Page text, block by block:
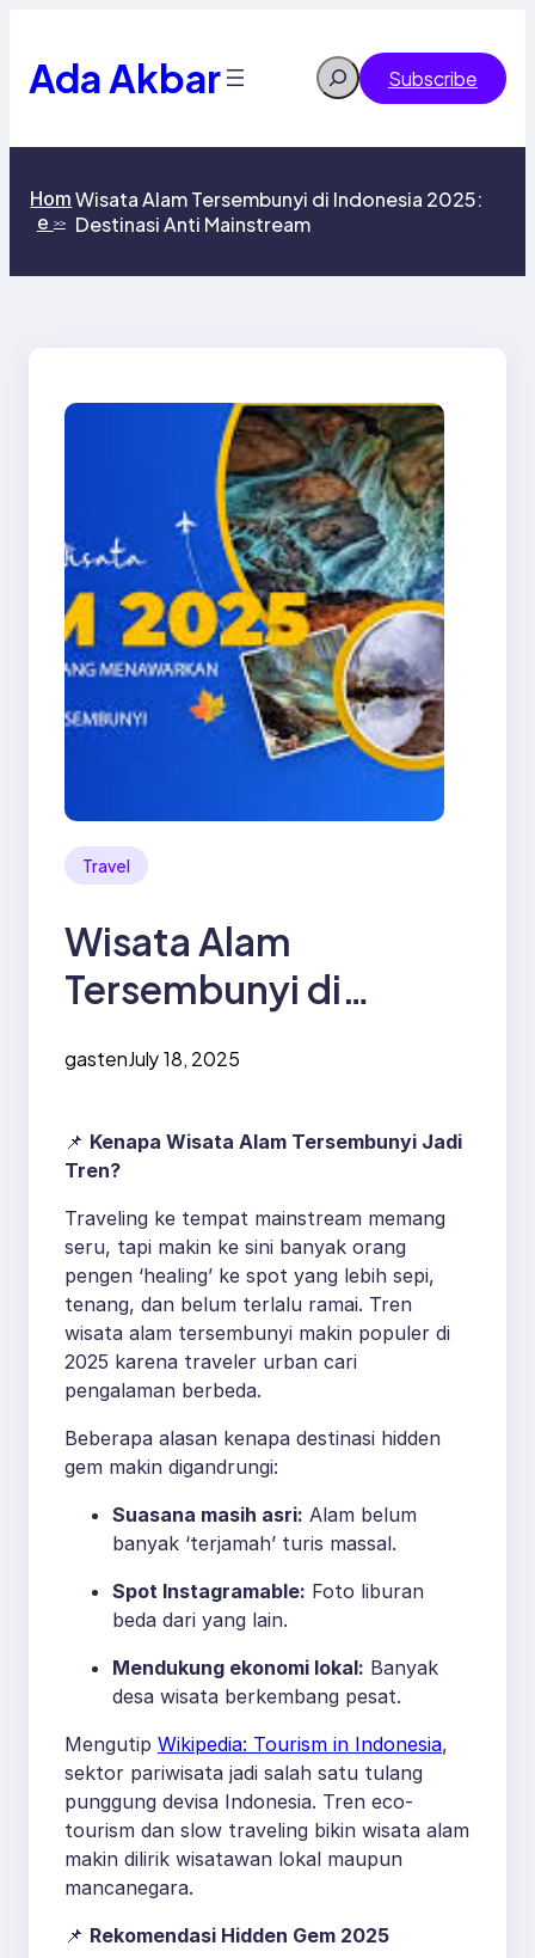
content
Ada Akbar Search Subscribe
Hom
e >>
Wisata Alam Tersembunyi di Indonesia 2025:
Destinasi Anti Mainstream
Travel
Wisata Alam
Tersembunyi di
Destinasi Anti
Mainstream
gastenJuly 18, 2025
📌 Kenapa Wisata Alam Tersembunyi Jadi
Tren?
Traveling ke tempat mainstream memang
seru, tapi makin ke sini banyak orang
pengen ‘healing’ ke spot yang lebih sepi,
tenang, dan belum terlalu ramai. Tren
wisata alam tersembunyi makin populer di
2025 karena traveler urban cari
pengalaman berbeda.
Beberapa alasan kenapa destinasi hidden
gem makin digandrungi:
Suasana masih asri: Alam belum
banyak ‘terjamah’ turis massal.
Spot Instagramable: Foto liburan
beda dari yang lain.
Mendukung ekonomi lokal: Banyak
desa wisata berkembang pesat.
Mengutip Wikipedia: Tourism in Indonesia,
sektor pariwisata jadi salah satu tulang
punggung devisa Indonesia. Tren eco-
tourism dan slow traveling bikin wisata alam
makin dilirik wisatawan lokal maupun
mancanegara.
📌 Rekomendasi Hidden Gem 2025